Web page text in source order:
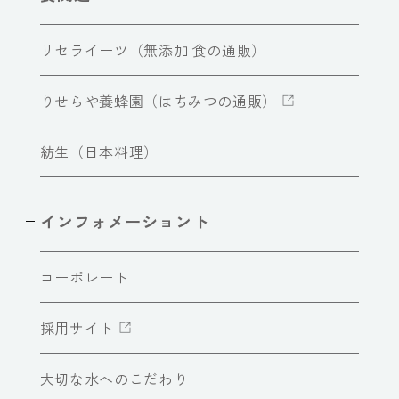
リセライーツ（無添加 食の通販）
りせらや養蜂園（はちみつの通販）
紡生（日本料理）
インフォメーショント
コーポレート
採用サイト
大切な水へのこだわり